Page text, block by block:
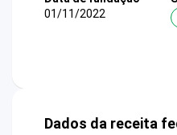
01/11/2022
Dados da receita